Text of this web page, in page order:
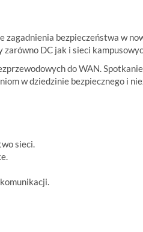
bezpieczeństwa w
DC jak i sieci
do WAN.
w dziedzinie bezpiecznego i
sieci.